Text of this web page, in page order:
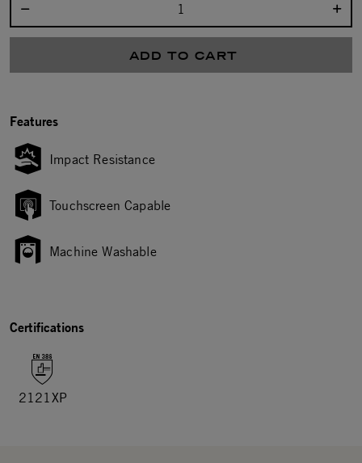
ADD TO CART
Features
Impact Resistance
Touchscreen Capable
Machine Washable
Certifications
2121XP